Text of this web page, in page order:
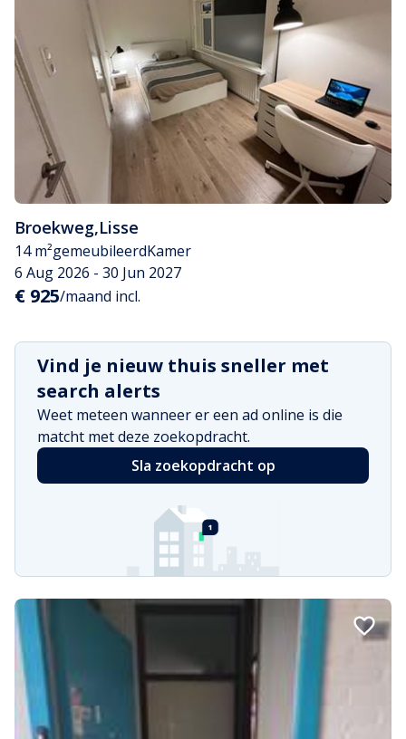
Broekweg,Lisse
14 m²gemeubileerdKamer
6 Aug 2026 - 30 Jun 2027
€ 925/maand incl.
Vind je nieuw thuis sneller met
search alerts
Weet meteen wanneer er een ad online is die
matcht met deze zoekopdracht.
Sla zoekopdracht op